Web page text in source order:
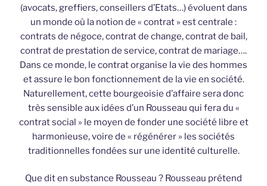
(avocats, greffiers, conseillers d’Etats…) évoluent dans
un monde où la notion de « contrat » est centrale :
contrats de négoce, contrat de change, contrat de bail,
contrat de prestation de service, contrat de mariage….
Dans ce monde, le contrat organise la vie des hommes
et assure le bon fonctionnement de la vie en société.
Naturellement, cette bourgeoisie d’affaire sera donc
très sensible aux idées d’un Rousseau qui fera du «
contrat social » le moyen de fonder une société libre et
harmonieuse, voire de « régénérer » les sociétés
traditionnelles fondées sur une identité culturelle.
Que dit en substance Rousseau ? Rousseau prétend